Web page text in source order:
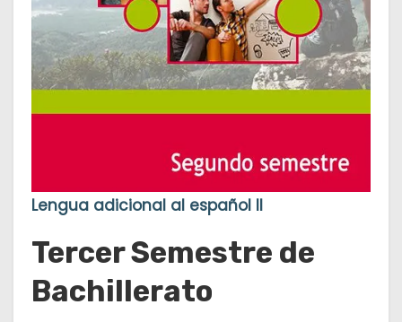
Lengua adicional al español II
Tercer Semestre de
Bachillerato